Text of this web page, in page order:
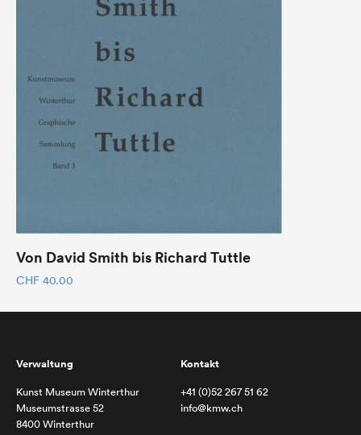
Von David Smith bis Richard Tuttle
CHF 40.00
Verwaltung
Kunst Museum Winterthur
Museumstrasse 52
8400 Winterthur
Kontakt
+41 (0)52 267 51 62
info@kmw.ch